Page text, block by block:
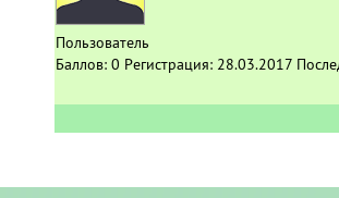
Пользователь
Баллов: 0 Регистрация: 28.03.2017